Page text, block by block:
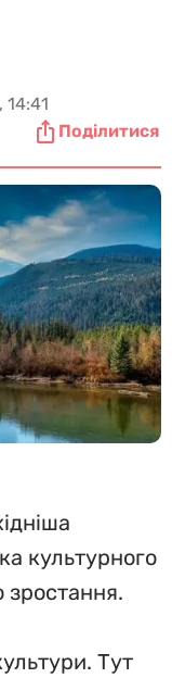
14:41
Поділитися
культурного
зростання.
Тут